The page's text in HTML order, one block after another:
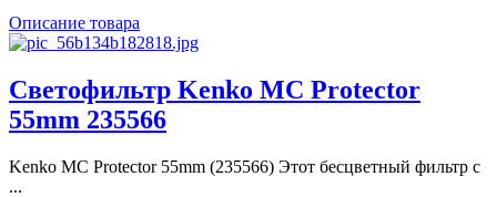
Описание товара
Светофильтр Kenko MC Protector
55mm 235566
Kenko MC Protector 55mm (235566) Этот бесцветный фильтр с
...